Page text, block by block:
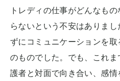
トレディの仕事がどんなも
らないという不安はありま
ずにコミュニケーションを
のものでした。でも、これ
護者と対面で向き合い、感